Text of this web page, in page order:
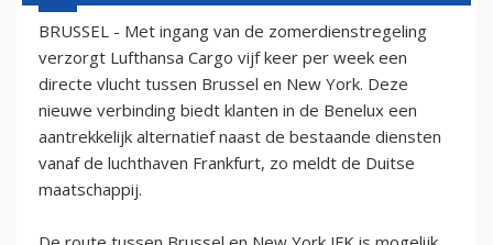
BRUSSEL - Met ingang van de zomerdienstregeling
verzorgt Lufthansa Cargo vijf keer per week een
directe vlucht tussen Brussel en New York. Deze
nieuwe verbinding biedt klanten in de Benelux een
aantrekkelijk alternatief naast de bestaande diensten
vanaf de luchthaven Frankfurt, zo meldt de Duitse
maatschappij.